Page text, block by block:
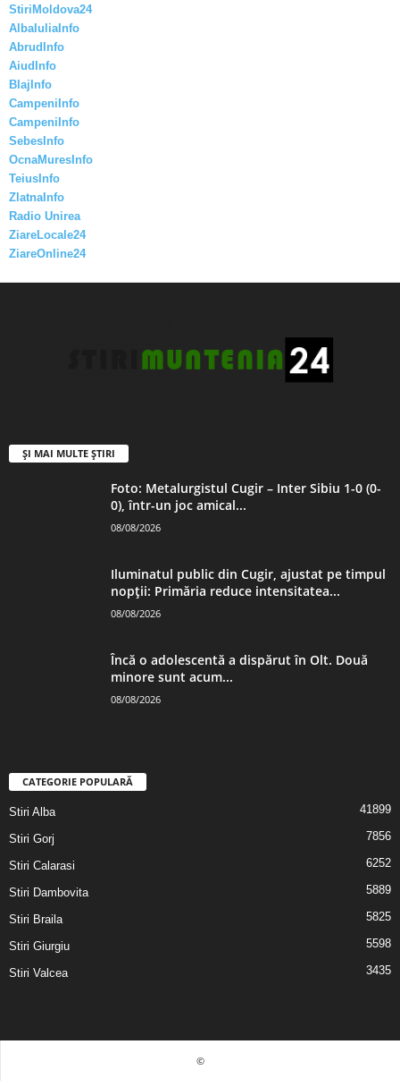
StiriMoldova24
AlbaIuliaInfo
AbrudInfo
AiudInfo
BlajInfo
CampeniInfo
CampeniInfo
SebesInfo
OcnaMuresInfo
TeiusInfo
ZlatnaInfo
Radio Unirea
ZiareLocale24
ZiareOnline24
ȘI MAI MULTE ȘTIRI
Foto: Metalurgistul Cugir – Inter Sibiu 1-0 (0-
0), într-un joc amical...
08/08/2026
Iluminatul public din Cugir, ajustat pe timpul
nopții: Primăria reduce intensitatea...
08/08/2026
Încă o adolescentă a dispărut în Olt. Două
minore sunt acum...
08/08/2026
CATEGORIE POPULARĂ
Stiri Alba 41899
Stiri Gorj 7856
Stiri Calarasi 6252
Stiri Dambovita 5889
Stiri Braila 5825
Stiri Giurgiu 5598
Stiri Valcea 3435
©